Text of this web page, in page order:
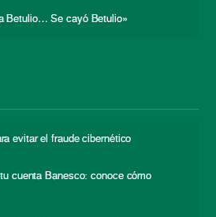
Betulio… Se cayó Betulio»
evitar el fraude cibernético
cuenta Banesco: conoce cómo